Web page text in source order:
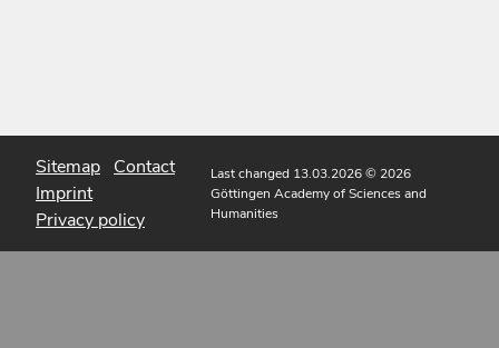
Sitemap Contact
Imprint
Privacy policy
Last changed 13.03.2026© 2026
Göttingen Academy of Sciences and
Humanities